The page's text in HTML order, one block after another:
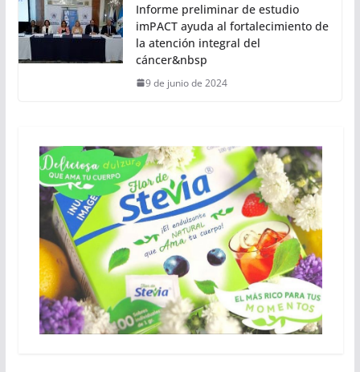
Informe preliminar de estudio
imPACT ayuda al fortalecimiento de
la atención integral del
cáncer&nbsp
9 de junio de 2024